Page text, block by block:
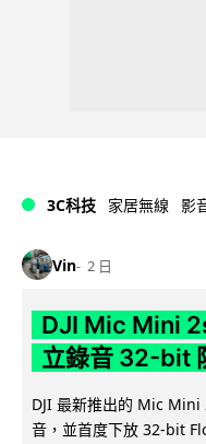
3C科技 家居無線 影
Vin 2 日
DJI Mic Mini
立錄音 32-bit
DJI 最新推出的 Mic Mini
音，並首度下放 32-bit